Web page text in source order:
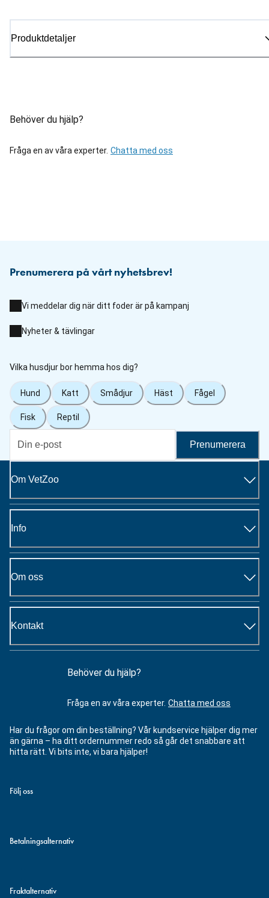
Produktdetaljer
Behöver du hjälp?
Fråga en av våra experter. Chatta med oss
Prenumerera på vårt nyhetsbrev!
Vi meddelar dig när ditt foder är på kampanj
Nyheter & tävlingar
Vilka husdjur bor hemma hos dig?
Hund Katt Smådjur Häst Fågel
Fisk Reptil
Prenumerera
Om VetZoo
Info
Om oss
Kontakt
Behöver du hjälp?
Fråga en av våra experter. Chatta med oss
Har du frågor om din beställning? Vår kundservice hjälper dig mer
än gärna – ha ditt ordernummer redo så går det snabbare att
hitta rätt. Vi bits inte, vi bara hjälper!
Följ oss
Betalningsalternativ
Fraktalternativ